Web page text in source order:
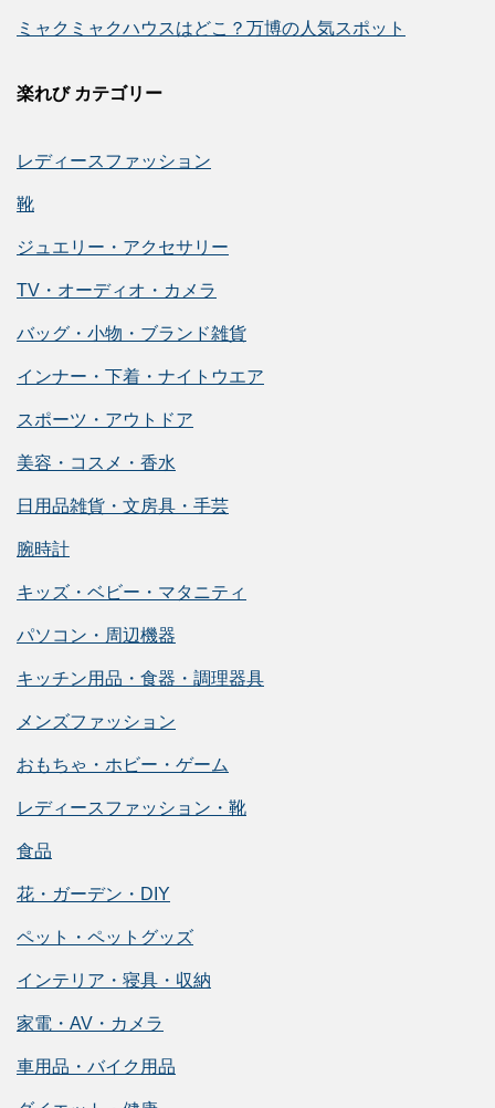
ミャクミャクハウスはどこ？万博の人気スポット
楽れび カテゴリー
レディースファッション
靴
ジュエリー・アクセサリー
TV・オーディオ・カメラ
バッグ・小物・ブランド雑貨
インナー・下着・ナイトウエア
スポーツ・アウトドア
美容・コスメ・香水
日用品雑貨・文房具・手芸
腕時計
キッズ・ベビー・マタニティ
パソコン・周辺機器
キッチン用品・食器・調理器具
メンズファッション
おもちゃ・ホビー・ゲーム
レディースファッション・靴
食品
花・ガーデン・DIY
ペット・ペットグッズ
インテリア・寝具・収納
家電・AV・カメラ
車用品・バイク用品